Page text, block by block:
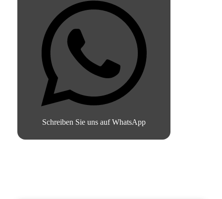
Schreiben Sie uns auf WhatsApp